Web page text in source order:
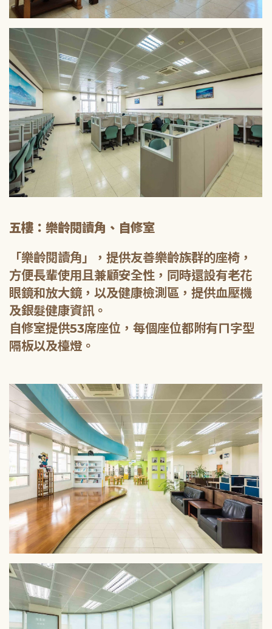
五樓：樂齡閱讀角、自修室
「樂齡閱讀角」，提供友善樂齡族群的座椅，
方便長輩使用且兼顧安全性，同時還設有老花
眼鏡和放大鏡，以及健康檢測區，提供血壓機
及銀髮健康資訊。
自修室提供53席座位，每個座位都附有ㄇ字型